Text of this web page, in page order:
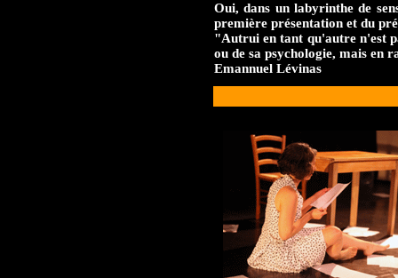
Oui, dans un labyrinthe de
première présentation et du
"Autrui en tant qu'autre n'est
ou de sa psychologie, mais en
Emannuel Lévinas